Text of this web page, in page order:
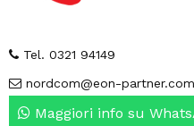
Tel. 0321 94149
nordcom@eon-partner.com
Maggiori info su